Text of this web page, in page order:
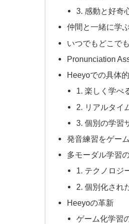
3. 感動と好奇
仲間と一緒に学
いつでもどこで
Pronunciation
Heeyoでの具体
1. 楽しく学べ
2. リアルタイ
3. 個別の学習
発音練習をゲー
多モーダル学習
1. テクノロジ
2. 個別化され
Heeyoの革新
ゲーム化学習